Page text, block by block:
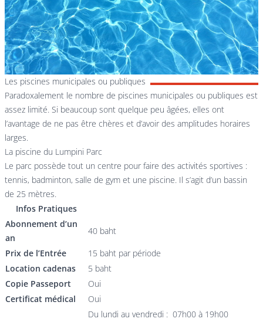
Les piscines municipales ou publiques
Paradoxalement le nombre de piscines municipales ou publiques est
assez limité. Si beaucoup sont quelque peu âgées, elles ont
l’avantage de ne pas être chères et d’avoir des amplitudes horaires
larges.
La piscine du Lumpini Parc
Le parc possède tout un centre pour faire des activités sportives :
tennis, badminton, salle de gym et une piscine. Il s’agit d’un bassin
de 25 mètres.
Infos Pratiques
Abonnement d’un
an
40 baht
Prix de l’Entrée
15 baht par période
Location cadenas
5 baht
Copie Passeport
Oui
Certificat médical
Oui
Du lundi au vendredi : 07h00 à 19h00